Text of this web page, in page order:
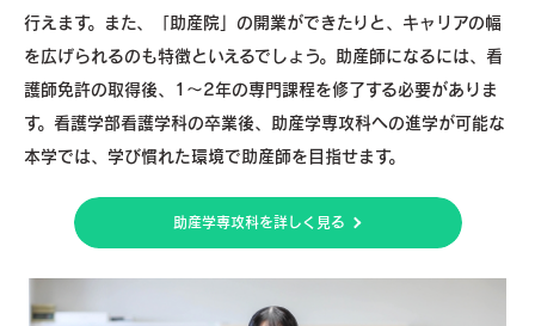
行えます。また、「助産院」の開業ができたりと、キャリアの幅
を広げられるのも特徴といえるでしょう。助産師になるには、看
護師免許の取得後、1〜2年の専門課程を修了する必要がありま
す。看護学部看護学科の卒業後、助産学専攻科への進学が可能な
本学では、学び慣れた環境で助産師を目指せます。
助産学専攻科を詳しく見る